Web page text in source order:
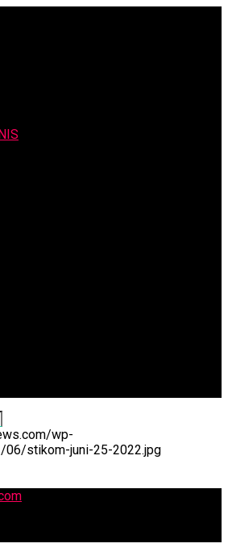
wp-
stikom-juni-25-2022.jpg